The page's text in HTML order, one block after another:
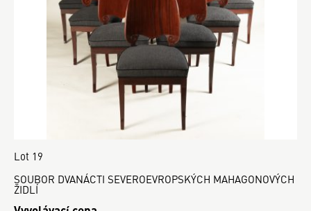
Lot 19
SOUBOR DVANÁCTI SEVEROEVROPSKÝCH MAHAGONOVÝCH
ŽIDLÍ